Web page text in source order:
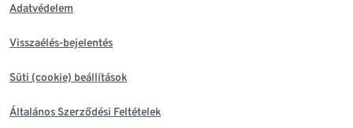
Adatvédelem
Visszaélés-bejelentés
Süti (cookie) beállítások
Általános Szerződési Feltételek